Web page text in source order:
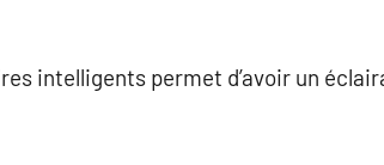
intelligents permet d’avoir un